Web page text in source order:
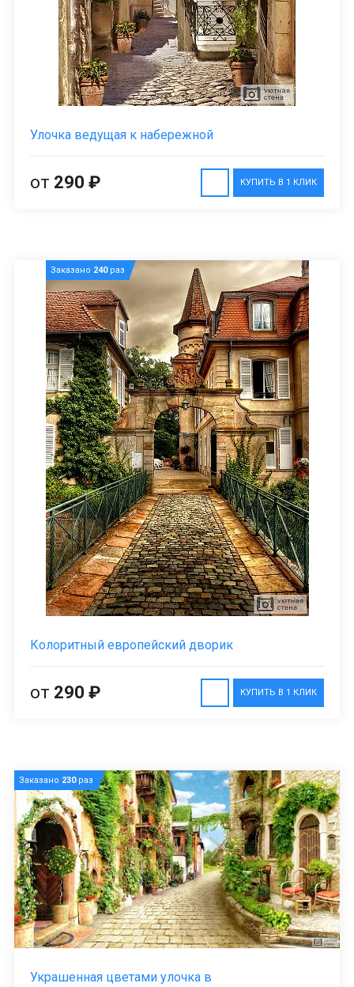
Улочка ведущая к набережной
КУПИТЬ В 1 КЛИК
от 290 ₽
Заказано 240раз
Колоритный европейский дворик
КУПИТЬ В 1 КЛИК
от 290 ₽
Заказано 230раз
Украшенная цветами улочка в